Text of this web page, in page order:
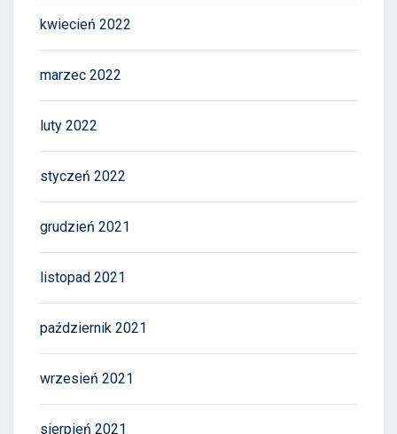
kwiecień 2022
marzec 2022
luty 2022
styczeń 2022
grudzień 2021
listopad 2021
październik 2021
wrzesień 2021
sierpień 2021